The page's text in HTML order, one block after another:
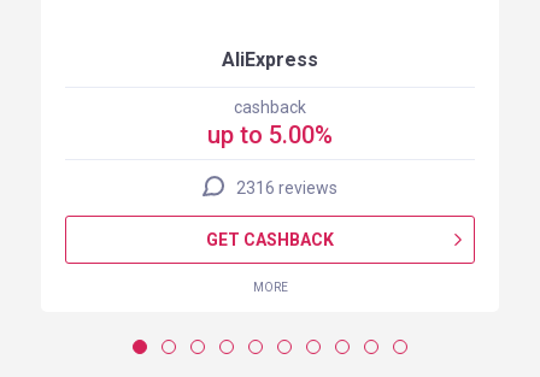
AliExpress
cashback
up to 5.00%
2316 reviews
GET CASHBACK
MORE